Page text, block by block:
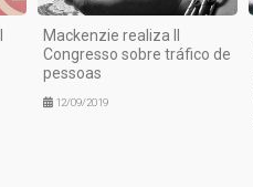
Mackenzie realiza II
Congresso sobre tráfico de
pessoas
12/09/2019